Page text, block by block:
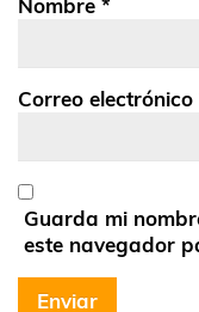
Nombre *
Correo electrónico
Guarda mi
este navegador